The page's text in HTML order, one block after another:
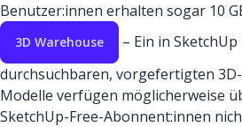
Benutzer:innen erhalten sogar 10
3D Warehouse
– Ein in
durchsuchbaren, vorgefertigten
Modelle verfügen möglicherweise
SketchUp-Free-Abonnent:innen